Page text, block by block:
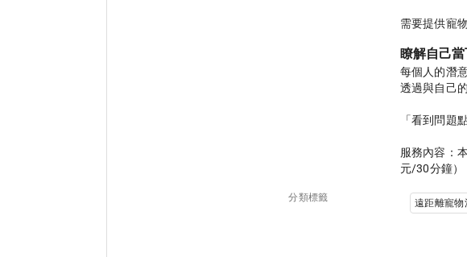
瞭解自己
每個人的潛
透過與自己
「看到問題
服務內容：
分類標籤 遠距離寵物